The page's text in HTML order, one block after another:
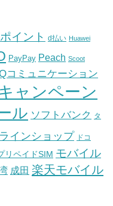
イント d払い Huawei
PayPay Peach Scoot
コミュニケーション
ャンペーン
ル ソフトバンク タ
インショップ ドコ
リペイドSIM モバイル
成田 楽天モバイル